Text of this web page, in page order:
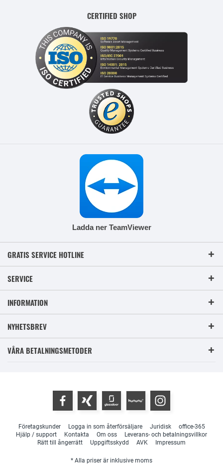
CERTIFIED SHOP
Ladda ner TeamViewer
GRATIS SERVICE HOTLINE
SERVICE
INFORMATION
NYHETSBREV
VÅRA BETALNINGSMETODER
Företagskunder Logga in som återförsäljare Juridisk
office-365
Hjälp / support
Kontakta Om oss
Leverans- och betalningsvillkor
Rätt till ångerrätt
Uppgiftsskydd AVK Impressum
* Alla priser är inklusive moms